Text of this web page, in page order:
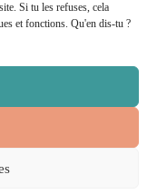
Si tu les refuses, cela
et fonctions. Qu'en dis-tu ?